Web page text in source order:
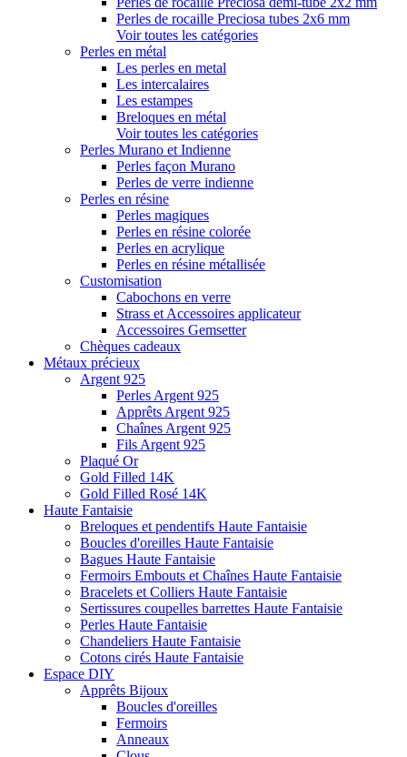
Perles de rocaille Preciosa tubes 2x6 mm
Voir toutes les catégories
Perles en métal
Les perles en metal
Les intercalaires
Les estampes
Breloques en métal
Voir toutes les catégories
Perles Murano et Indienne
Perles façon Murano
Perles de verre indienne
Perles en résine
Perles magiques
Perles en résine colorée
Perles en acrylique
Perles en résine métallisée
Customisation
Cabochons en verre
Strass et Accessoires applicateur
Accessoires Gemsetter
Chèques cadeaux
Métaux précieux
Argent 925
Perles Argent 925
Apprêts Argent 925
Chaînes Argent 925
Fils Argent 925
Plaqué Or
Gold Filled 14K
Gold Filled Rosé 14K
Haute Fantaisie
Breloques et pendentifs Haute Fantaisie
Boucles d'oreilles Haute Fantaisie
Bagues Haute Fantaisie
Fermoirs Embouts et Chaînes Haute Fantaisie
Bracelets et Colliers Haute Fantaisie
Sertissures coupelles barrettes Haute Fantaisie
Perles Haute Fantaisie
Chandeliers Haute Fantaisie
Cotons cirés Haute Fantaisie
Espace DIY
Apprêts Bijoux
Boucles d'oreilles
Fermoirs
Anneaux